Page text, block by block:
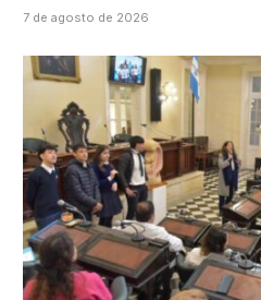
7 de agosto de 2026